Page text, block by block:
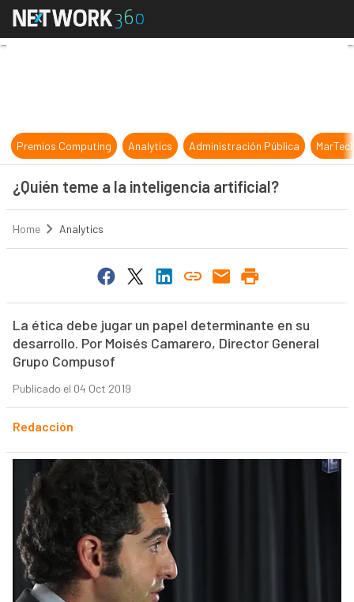
¿Quién teme a la inteligencia
Premios Computing Analytics Administración Pública
¿Quién teme a la inteligencia artificial?
Home Analytics
La ética debe jugar un papel determinante en su
desarrollo. Por Moisés Camarero, Director General
Grupo Compusof
Publicado el 04 Oct 2019
Redacción